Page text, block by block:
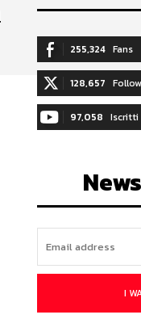
255,324 Fans
128,657
97,058 Iscritti
I